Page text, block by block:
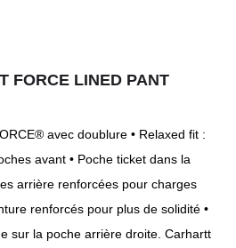
FORCE LINED PANT
avec doublure • Relaxed fit :
avant • Poche ticket dans la
arrière renforcées pour charges
renforcés pour plus de solidité •
sur la poche arrière droite. Carhartt